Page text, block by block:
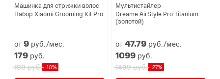
Машинка для стрижки волос
Набор Xiaomi Grooming Kit Pro
от9 руб./мес.
179 руб.
199руб. -10%
Мультистайлер
Dreame AirStyle Pro Titanium
(золотой)
от47.79 руб./мес.
1099 руб.
1499руб. -27%